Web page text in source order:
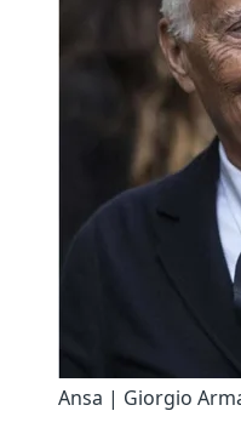
Ansa | Giorgio